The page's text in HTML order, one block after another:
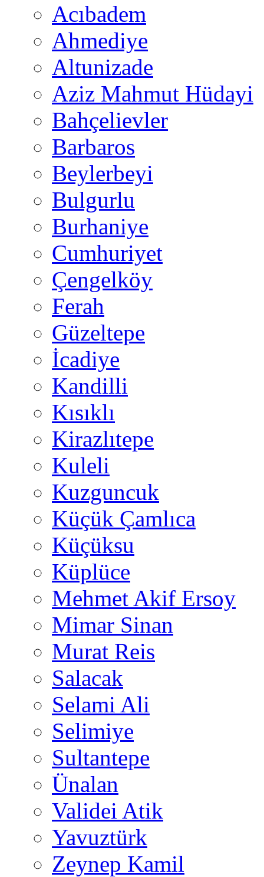
Acıbadem
Ahmediye
Altunizade
Aziz Mahmut Hüdayi
Bahçelievler
Barbaros
Beylerbeyi
Bulgurlu
Burhaniye
Cumhuriyet
Çengelköy
Ferah
Güzeltepe
İcadiye
Kandilli
Kısıklı
Kirazlıtepe
Kuleli
Kuzguncuk
Küçük Çamlıca
Küçüksu
Küplüce
Mehmet Akif Ersoy
Mimar Sinan
Murat Reis
Salacak
Selami Ali
Selimiye
Sultantepe
Ünalan
Validei Atik
Yavuztürk
Zeynep Kamil